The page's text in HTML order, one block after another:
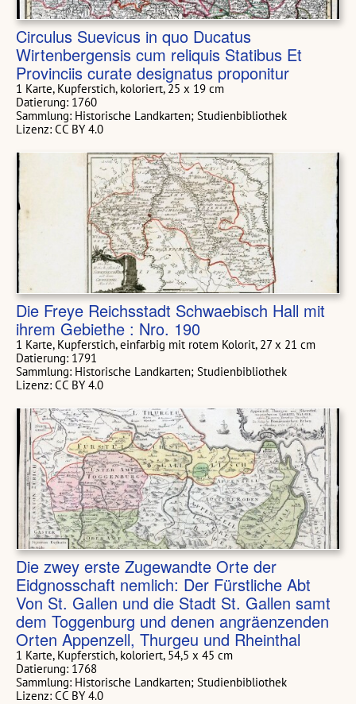
Circulus Suevicus in quo Ducatus
Wirtenbergensis cum reliquis Statibus Et
Provinciis curate designatus proponitur
1 Karte, Kupferstich, koloriert, 25 x 19 cm
Datierung: 1760
Sammlung: Historische Landkarten; Studienbibliothek
Lizenz: CC BY 4.0
Die Freye Reichsstadt Schwaebisch Hall mit
ihrem Gebiethe : Nro. 190
1 Karte, Kupferstich, einfarbig mit rotem Kolorit, 27 x 21 cm
Datierung: 1791
Sammlung: Historische Landkarten; Studienbibliothek
Lizenz: CC BY 4.0
Die zwey erste Zugewandte Orte der
Eidgnosschaft nemlich: Der Fürstliche Abt
Von St. Gallen und die Stadt St. Gallen samt
dem Toggenburg und denen angräenzenden
Orten Appenzell, Thurgeu und Rheinthal
1 Karte, Kupferstich, koloriert, 54,5 x 45 cm
Datierung: 1768
Sammlung: Historische Landkarten; Studienbibliothek
Lizenz: CC BY 4.0